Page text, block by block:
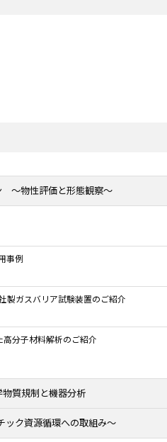
～物性評価と形態観察～
事例
製ガスバリア試験装置のご紹介
分子材料解析のご紹介
物質規制と機器分析
ック資源循環への取組み～